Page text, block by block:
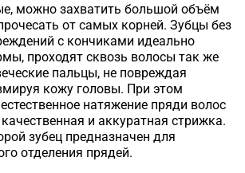
можно захватить большой объём
от самых корней. Зубцы без
с кончиками идеально
проходят сквозь волосы так же
пальцы, не повреждая
кожу головы. При этом
натяжение пряди волос
и аккуратная стрижка.
зубец предназначен для
отделения прядей.